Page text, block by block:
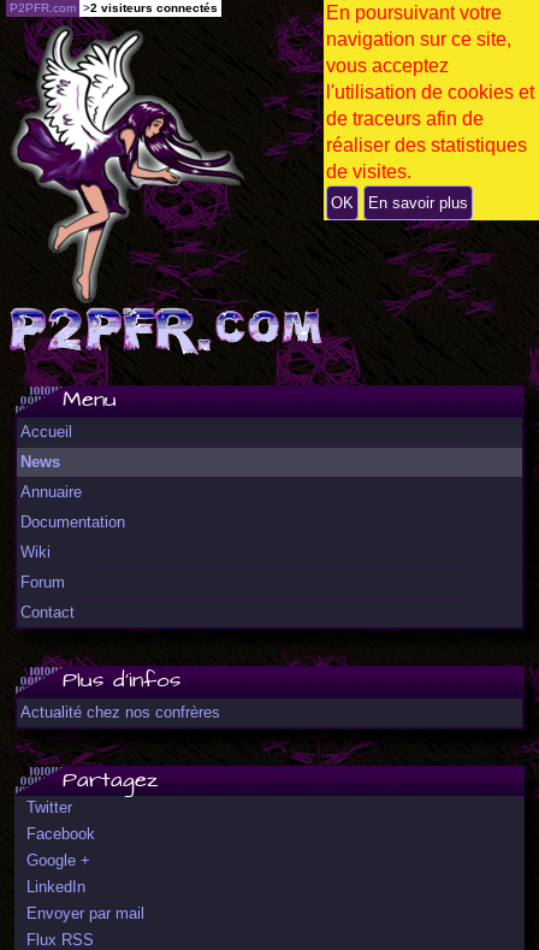
Menu
Accueil
News
Annuaire
Documentation
Wiki
Forum
Contact
Plus d'infos
Actualité chez nos confrères
Partagez
Twitter
Facebook
Google +
LinkedIn
Envoyer par mail
Flux RSS
P2PFR.com >2 visiteurs connectés
En poursuivant votre
navigation sur ce site,
vous acceptez
l'utilisation de cookies et
de traceurs afin de
réaliser des statistiques
de visites.
OK En savoir plus